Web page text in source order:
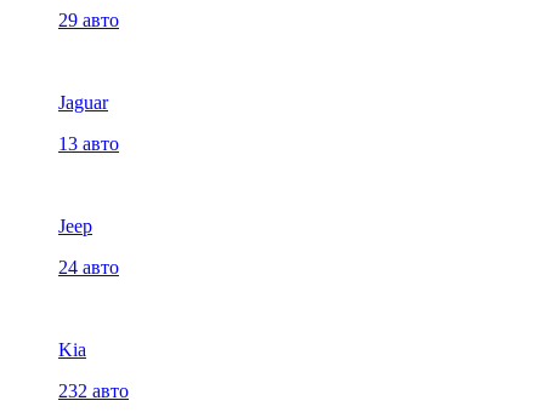
29 авто
Jaguar
13 авто
Jeep
24 авто
Kia
232 авто